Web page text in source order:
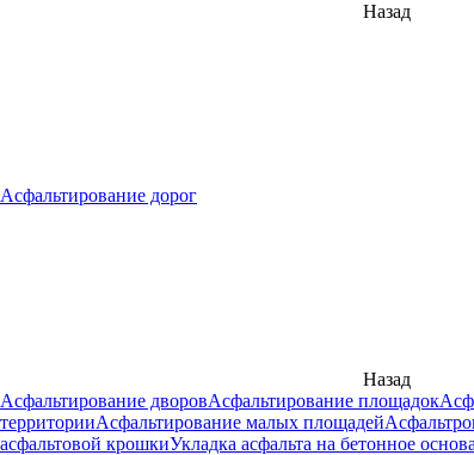
Назад
Асфальтирование дорог
Назад
Асфальтирование дворовАсфальтирование площадок
территорииАсфальтирование малых площадей
асфальтовой крошкиУкладка асфальта на бетонное